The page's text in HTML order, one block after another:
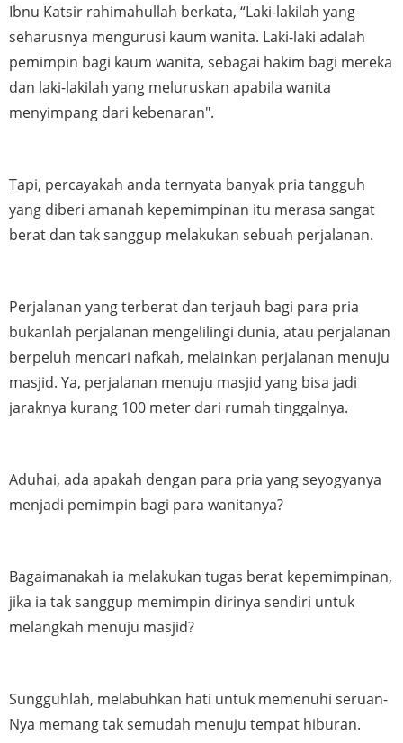
Ibnu Katsir rahimahullah berkata, “Laki-lakilah yang
seharusnya mengurusi kaum wanita. Laki-laki adalah
pemimpin bagi kaum wanita, sebagai hakim bagi mereka
dan laki-lakilah yang meluruskan apabila wanita
menyimpang dari kebenaran".
Tapi, percayakah anda ternyata banyak pria tangguh
yang diberi amanah kepemimpinan itu merasa sangat
berat dan tak sanggup melakukan sebuah perjalanan.
Perjalanan yang terberat dan terjauh bagi para pria
bukanlah perjalanan mengelilingi dunia, atau perjalanan
berpeluh mencari nafkah, melainkan perjalanan menuju
masjid. Ya, perjalanan menuju masjid yang bisa jadi
jaraknya kurang 100 meter dari rumah tinggalnya.
Aduhai, ada apakah dengan para pria yang seyogyanya
menjadi pemimpin bagi para wanitanya?
Bagaimanakah ia melakukan tugas berat kepemimpinan,
jika ia tak sanggup memimpin dirinya sendiri untuk
melangkah menuju masjid?
Sungguhlah, melabuhkan hati untuk memenuhi seruan-
Nya memang tak semudah menuju tempat hiburan.